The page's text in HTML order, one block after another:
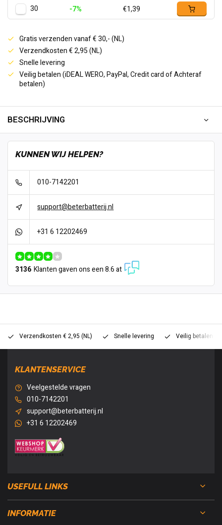
30
-7% €1,39
Gratis verzenden vanaf € 30,- (NL)
Verzendkosten € 2,95 (NL)
Snelle levering
Veilig betalen (iDEAL WERO, PayPal, Credit card of Achteraf
betalen)
BESCHRIJVING
KUNNEN WIJ HELPEN?
010-7142201
support@beterbatterij.nl
+31 6 12202469
3136 Klanten gaven ons een 8.6 at
Verzendkosten € 2,95 (NL) Snelle levering Veilig betalen
KLANTENSERVICE
Veelgestelde vragen
010-7142201
support@beterbatterij.nl
+31 6 12202469
USEFULL LINKS
INFORMATIE